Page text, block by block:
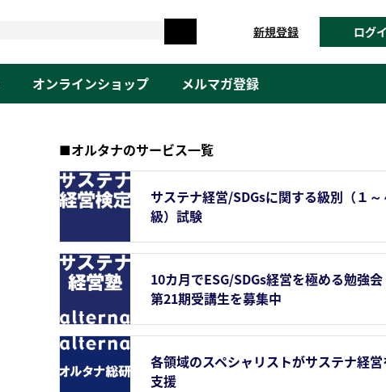
新規登録 ログ
オンラインショップ メルマガ登録
■オルタナのサービス一覧
サステナ経営/SDGsに関する級別（１～
級）試験
10カ月でESG/SDGs経営を極める勉強
第21期受講生を募集中
各領域のスペシャリストがサステナ経
支援